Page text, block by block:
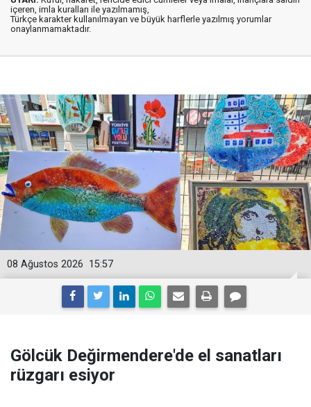
içeren, imla kuralları ile yazılmamış,
Türkçe karakter kullanılmayan ve büyük harflerle yazılmış yorumlar
onaylanmamaktadır.
15:57
08 Ağustos 2026
Gölcük Değirmendere'de el sanatları
rüzgarı esiyor